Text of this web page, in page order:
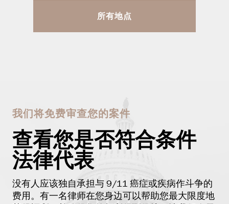
所有地点
我们将免费审查您的案件
查看您是否符合条件
法律代表
没有人应该独自承担与 9/11 癌症或疾病作斗争的
费用。有一名律师在您身边可以帮助您最大限度地